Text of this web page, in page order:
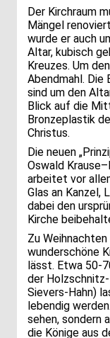
Der Kirchraum
Mängel
wurde er auch
Altar, kubisch
Kreuzes. Um
Abendmahl. Die
sind um den
Blick auf die
Bronzeplastik
Christus.
Die neuen
Oswald
arbeitet vor
Glas an Kanzel,
dabei den
Kirche
Zu
wunderschöne
lässt. Etwa 50-
der
Sievers-Hahn)
lebendig
sehen, sondern
die Könige aus